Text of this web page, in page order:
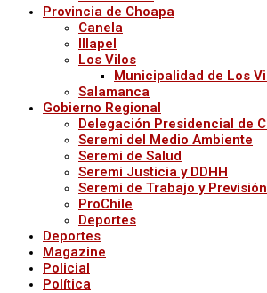
Provincia de Choapa
Canela
Illapel
Los Vilos
Municipalidad de Los
Salamanca
Gobierno Regional
Delegación Presidencial de
Seremi del Medio Ambiente
Seremi de Salud
Seremi Justicia y DDHH
Seremi de Trabajo y
ProChile
Deportes
Deportes
Magazine
Policial
Política